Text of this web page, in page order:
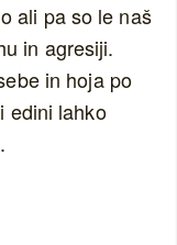
ali pa so le naš
in agresiji.
in hoja po
edini lahko